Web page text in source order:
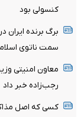
کنسولی بود
برگ برنده
سمت ناتوی
معاون امنیتی
رجب‌زاده خبر داد
کسی که اصل